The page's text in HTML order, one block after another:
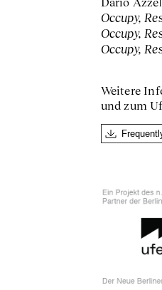
Occupy,
Occupy,
Occupy,
Weitere
und zum